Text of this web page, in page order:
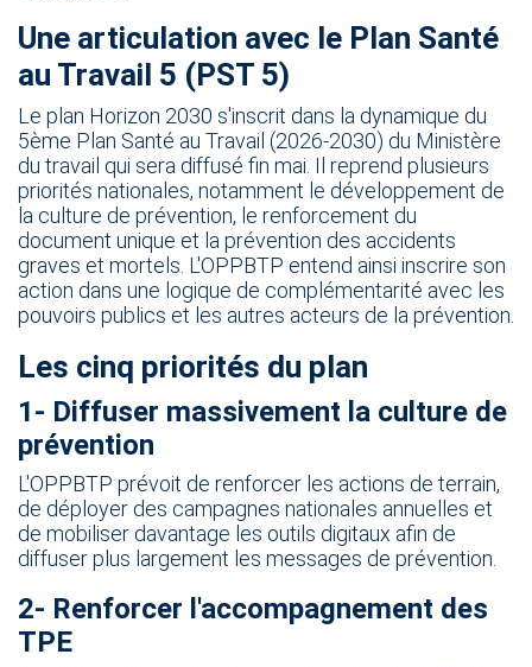
Une articulation avec le Plan Santé
au Travail 5 (PST 5)​​
Le plan Horizon 2030 s'inscrit dans la dynamique du
5ème Plan Santé au Travail (2026-2030) du Ministère
du travail qui sera diffusé fin mai. Il reprend plusieurs
priorités nationales, notamment le développement de
la culture de prévention, le renforcement du
document unique et la prévention des accidents
graves et mortels. L'OPPBTP entend ainsi inscrire son
action dans une logique de complémentarité avec les
pouvoirs publics et les autres acteurs de la prévention.​​
Les cinq priorités du plan​​
1- Diffuser massivement la culture de
prévention​​
L'OPPBTP prévoit de renforcer les actions de terrain,
de déployer des campagnes nationales annuelles et
de mobiliser davantage les outils digitaux afin de
diffuser plus largement les messages de prévention.​​​
​​2- Renforcer l'accompagnement des
TPE